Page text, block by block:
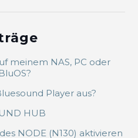
meinem NAS, PC oder
Player aus?
HUB
NODE (N130) aktivieren